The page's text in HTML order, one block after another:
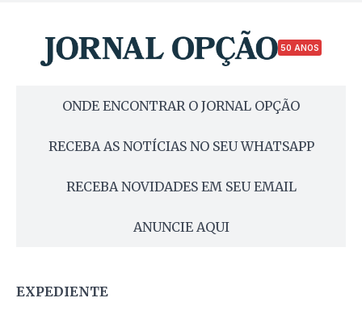
50 ANOS
ONDE ENCONTRAR O JORNAL OPÇÃO
RECEBA AS NOTÍCIAS NO SEU WHATSAPP
RECEBA NOVIDADES EM SEU EMAIL
ANUNCIE AQUI
EXPEDIENTE